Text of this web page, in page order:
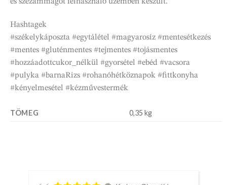
Hashtagek
#székelykáposzta #egytálétel #magyarosíz #mentesétkezés
#mentes #gluténmentes #tejmentes #tojásmentes
#hozzáadottcukor_nélkül #gyorsétel #ebéd #vacsora
#pulyka #barnaRizs #rohanóhétköznapok #fittkonyha
#kényelmesétel #kézművestermék
TÖMEG 0,35 kg